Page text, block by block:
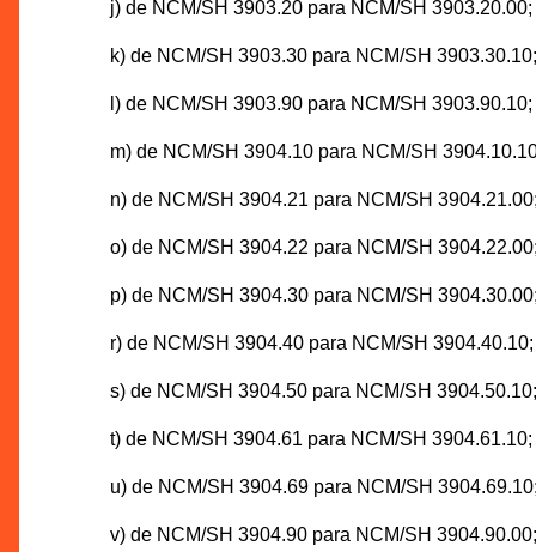
j) de NCM/SH 3903.20 para NCM/SH 3903.20.00;
k) de NCM/SH 3903.30 para NCM/SH 3903.30.10;
l) de NCM/SH 3903.90 para NCM/SH 3903.90.10;
m) de NCM/SH 3904.10 para NCM/SH
n) de NCM/SH 3904.21 para NCM/SH
o) de NCM/SH 3904.22 para NCM/SH
p) de NCM/SH 3904.30 para NCM/SH
r) de NCM/SH 3904.40 para NCM/SH 3904.40.10;
s) de NCM/SH 3904.50 para NCM/SH 3904.50.10;
t) de NCM/SH 3904.61 para NCM/SH 3904.61.10;
u) de NCM/SH 3904.69 para NCM/SH
v) de NCM/SH 3904.90 para NCM/SH 3904.90.00;